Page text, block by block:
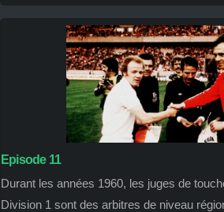
Episode 11
Durant les années 1960, les juges de
Division 1 sont des arbitres de niveau